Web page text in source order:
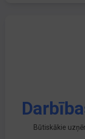
Būtiskākie